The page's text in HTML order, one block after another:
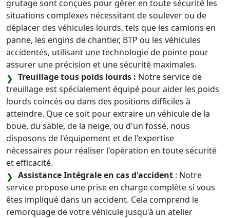
grutage sont conçues pour gérer en toute sécurité les
situations complexes nécessitant de soulever ou de
déplacer des véhicules lourds, tels que les camions en
panne, les engins de chantier, BTP ou les véhicules
accidentés, utilisant une technologie de pointe pour
assurer une précision et une sécurité maximales.
Treuillage tous poids lourds : Notre service de
treuillage est spécialement équipé pour aider les poids
lourds coincés ou dans des positions difficiles à
atteindre. Que ce soit pour extraire un véhicule de la
boue, du sable, de la neige, ou d'un fossé, nous
disposons de l'équipement et de l'expertise
nécessaires pour réaliser l'opération en toute sécurité
et efficacité.
Assistance Intégrale en cas d'accident : Notre
service propose une prise en charge complète si vous
êtes impliqué dans un accident. Cela comprend le
remorquage de votre véhicule jusqu'à un atelier